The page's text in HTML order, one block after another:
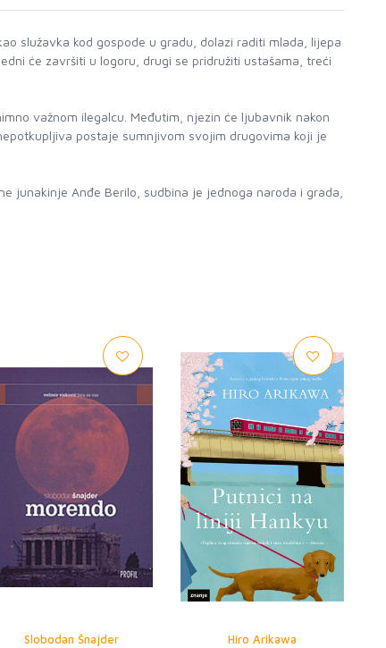
služavka kod gospode u gradu, dolazi raditi mlada, lijepa
će završiti u logoru, drugi se pridružiti ustašama, treći
važnom ilegalcu. Međutim, njezin će ljubavnik nakon
postaje sumnjivom svojim drugovima koji je
junakinje Anđe Berilo, sudbina je jednoga naroda i grada,
Slobodan Šnajder Hiro Arikawa